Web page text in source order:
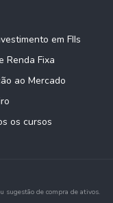
em FIIs
Renda Fixa
ao Mercado
os cursos
sugestão de compra de ativos.